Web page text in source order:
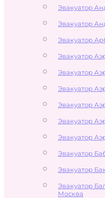
Эвакуатор
Эвакуатор
Эвакуатор
Эвакуатор
Эвакуатор
Эвакуатор
Эвакуатор
Эвакуатор
Эвакуатор
Эвакуатор
Эвакуатор
Эвакуатор
Москва